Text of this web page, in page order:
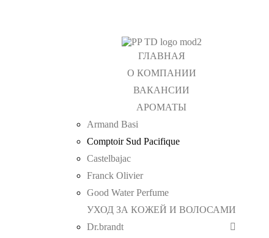
ГЛАВНАЯ
О КОМПАНИИ
ВАКАНСИИ
АРОМАТЫ
Armand Basi
Comptoir Sud Pacifique
Castelbajac
Franck Olivier
Good Water Perfume
УХОД ЗА КОЖЕЙ И ВОЛОСАМИ
Dr.brandt